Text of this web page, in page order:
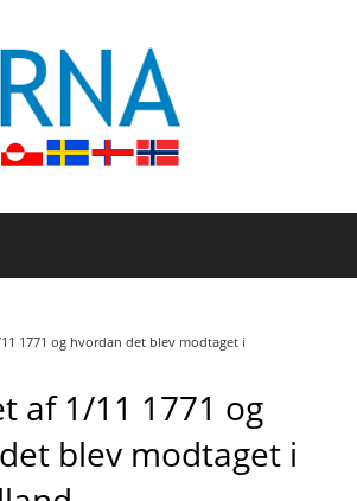
1771 og hvordan det blev modtaget i
af 1/11 1771 og
blev modtaget i